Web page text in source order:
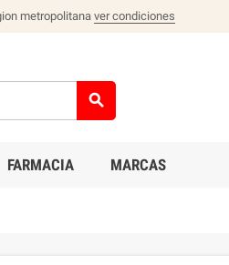
metropolitana ver condiciones
search
FARMACIA MARCAS